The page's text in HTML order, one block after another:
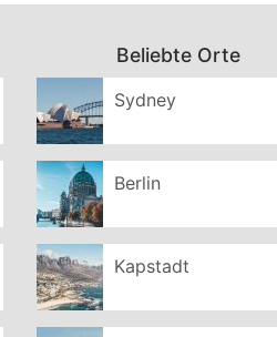
Beliebte Orte
Sydney
Berlin
Kapstadt